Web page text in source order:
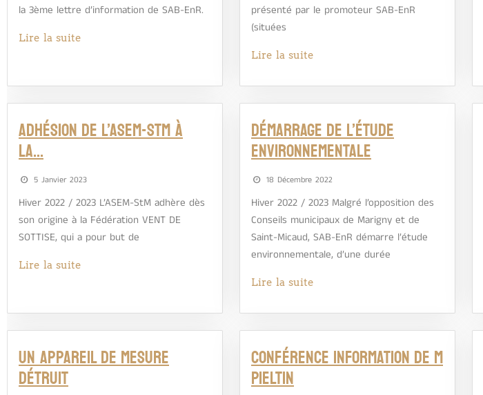
la 3ème lettre d’information de SAB-EnR.
Lire la suite
présenté par le promoteur SAB-EnR
(situées
Lire la suite
Adhésion de l’ASEM-StM à
la…
5 Janvier 2023
Hiver 2022 / 2023 L’ASEM-StM adhère dès
son origine à la Fédération VENT DE
SOTTISE, qui a pour but de
Lire la suite
Démarrage de l’étude
environnementale
18 Décembre 2022
Hiver 2022 / 2023 Malgré l’opposition des
Conseils municipaux de Marigny et de
Saint-Micaud, SAB-EnR démarre l’étude
environnementale, d’une durée
Lire la suite
Un appareil de mesure
détruit
Conférence information de M
Pieltin